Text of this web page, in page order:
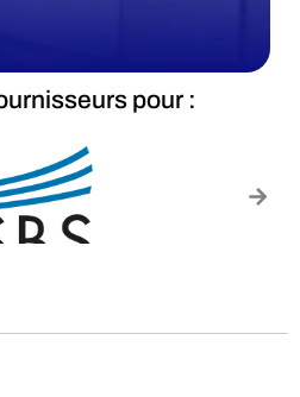
pour :